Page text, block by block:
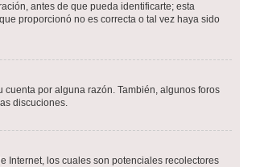
antes de que pueda identificarte; esta
proporcionó no es correcta o tal vez haya sido
por alguna razón. También, algunos foros
discuciones.
Internet, los cuales son potenciales recolectores